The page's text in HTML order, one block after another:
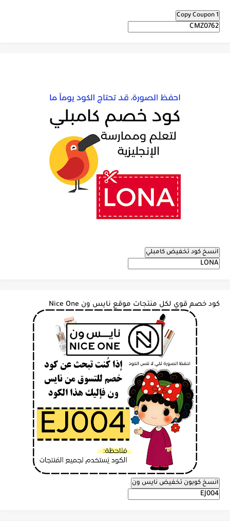
Copy Coupon 1
انسخ كود تخفيض كامبلي
كود خصم قوي لكل منتجات موقع نايس ون Nice One
انسخ كوبون تخفيض نايس ون